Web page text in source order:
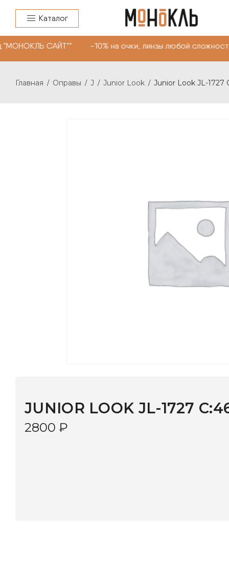
Каталог
САЙТ"" -10% на очки, линзы любой
Главная / Оправы / J / Junior Look / Junior Look JL-1727